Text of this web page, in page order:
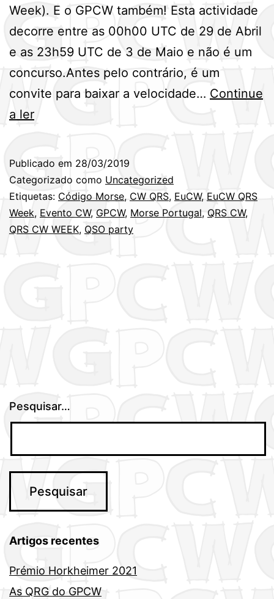
Week). E o GPCW também! Esta actividade
decorre entre as 00h00 UTC de 29 de Abril
e as 23h59 UTC de 3 de Maio e não é um
concurso.Antes pelo contrário, é um
convite para baixar a velocidade… Continue
a lerSemana
QRS
CW
–
EuCW
Publicado em 28/03/2019
Categorizado como Uncategorized
Etiquetas: Código Morse, CW QRS, EuCW, EuCW QRS
Week, Evento CW, GPCW, Morse Portugal, QRS CW,
QRS CW WEEK, QSO party
Pesquisar…
Artigos recentes
Prémio Horkheimer 2021
As QRG do GPCW